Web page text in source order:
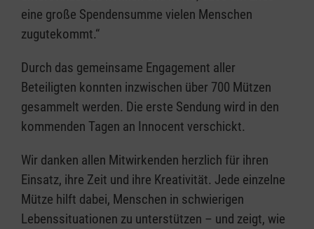
eine große Spendensumme vielen Menschen
zugutekommt.“
Durch das gemeinsame Engagement aller
Beteiligten konnten inzwischen über 700 Mützen
gesammelt werden. Die erste Sendung wird in den
kommenden Tagen an Innocent verschickt.
Wir danken allen Mitwirkenden herzlich für ihren
Einsatz, ihre Zeit und ihre Kreativität. Jede einzelne
Mütze hilft dabei, Menschen in schwierigen
Lebenssituationen zu unterstützen – und zeigt, wie